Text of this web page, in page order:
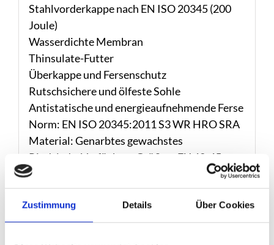
Zustimmung Details Über Cookies
Stahlvorderkappe nach EN ISO 20345 (200
Joule)
Wasserdichte Membran
Thinsulate-Futter
Überkappe und Fersenschutz
Rutschsichere und ölfeste Sohle
Antistatische und energieaufnehmende Ferse
Norm: EN ISO 20345:2011 S3 WR HRO SRA
Material: Genarbtes gewachstes
RindslederVerfügbare Größen: EU 42-45
Preis: 84€